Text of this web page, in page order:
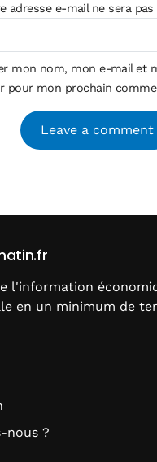
adresse e-mail ne sera pas
mon nom, mon e-mail et
pour mon prochain
l'information
en un minimum de
nous ?